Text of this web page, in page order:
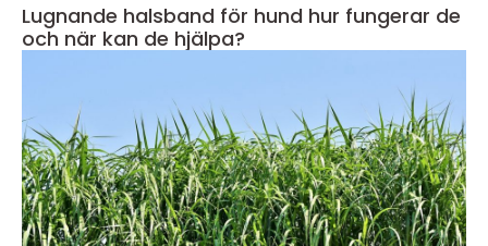
Lugnande halsband för hund hur fungerar de
och när kan de hjälpa?